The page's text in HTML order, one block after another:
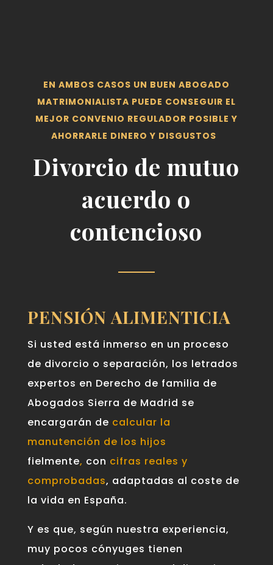
EN AMBOS CASOS UN BUEN ABOGADO
MATRIMONIALISTA PUEDE CONSEGUIR EL
MEJOR CONVENIO REGULADOR POSIBLE Y
AHORRARLE DINERO Y DISGUSTOS
Divorcio de mutuo
acuerdo o
contencioso
PENSIÓN ALIMENTICIA
Si usted está inmerso en un proceso
de divorcio o separación, los letrados
expertos en Derecho de familia de
Abogados Sierra de Madrid se
encargarán de calcular la
manutención de los hijos
fielmente, con cifras reales y
comprobadas, adaptadas al coste de
la vida en España.
Y es que, según nuestra experiencia,
muy pocos cónyuges tienen